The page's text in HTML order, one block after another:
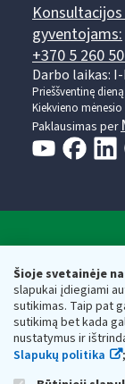
Šioje svetainėje
slapukai įdiegiami
sutikimas. Taip pat
sutikimą bet kada
nustatymus ir
Slapukų politika
;
gyventojams:
+370 5 260
Darbo laikas: I-
Prieššventinę
Kiekvieno
Paklausimas per
Respublikos
Biudžetinė įstaiga.
adresas: Vasario
vmi@vmi.lt, E.
Duomenys apie
Respublikos